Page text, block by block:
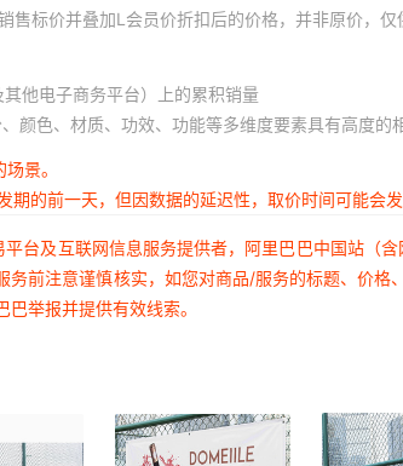
标价并叠加L会员价折扣后的价格，并非原价，仅
他电子商务平台）上的累积销量
颜色、材质、功效、功能等多维度要素具有高度
景。
期的前一天，但因数据的延迟性，取价时间可能会
台及互联网信息服务提供者，阿里巴巴中国站（
前注意谨慎核实，如您对商品/服务的标题、价
举报并提供有效线索。